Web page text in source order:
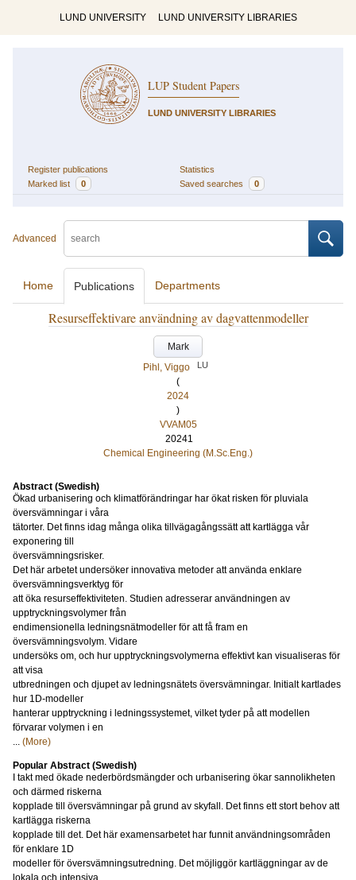
LUND UNIVERSITY LUND UNIVERSITY LIBRARIES
LUP Student Papers
LUND UNIVERSITY LIBRARIES
Register publications
Statistics
Marked list
0 Saved searches 0
Advanced
Home Publications Departments
Resurseffektivare användning av dagvattenmodeller
Mark
Pihl, Viggo
LU
(
2024
)
VVAM05
20241
Chemical Engineering (M.Sc.Eng.)
Abstract (Swedish)
Ökad urbanisering och klimatförändringar har ökat risken för pluviala
översvämningar i våra
tätorter. Det finns idag många olika tillvägagångssätt att kartlägga vår
exponering till
översvämningsrisker.
Det här arbetet undersöker innovativa metoder att använda enklare
översvämningsverktyg för
att öka resurseffektiviteten. Studien adresserar användningen av
upptryckningsvolymer från
endimensionella ledningsnätmodeller för att få fram en
översvämningsvolym. Vidare
undersöks om, och hur upptryckningsvolymerna effektivt kan visualiseras för
att visa
utbredningen och djupet av ledningsnätets översvämningar. Initialt kartlades
hur 1D-modeller
hanterar upptryckning i ledningssystemet, vilket tyder på att modellen
förvarar volymen i en
... (More)
Popular Abstract (Swedish)
I takt med ökade nederbördsmängder och urbanisering ökar sannolikheten
och därmed riskerna
kopplade till översvämningar på grund av skyfall. Det finns ett stort behov att
kartlägga riskerna
kopplade till det. Det här examensarbetet har funnit användningsområden
för enklare 1D
modeller för översvämningsutredning. Det möjliggör kartläggningar av de
lokala och intensiva